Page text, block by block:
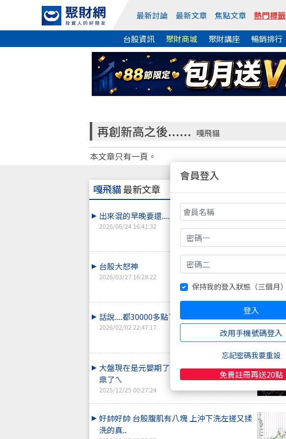
最新討論 最新文章 焦點文章 熱門標籤
台股資訊 聚財商城 聚財講座 暢銷排行
再創新高之後...... 嘎飛貓
本文章只有一頁。
嘎飛貓最新文章
出來混的早晚要還.....這就是江湖
2026/06/24 16:41:32
台股大怒神
2026/03/27 16:28:22
話說....都30000多點了啊!!!
2026/02/02 22:47:17
大盤現在是元嬰期了嗎? 仙逆的王林都要問
鼎了ㄟ
2025/12/25 00:27:24
好帥好帥 台股腹肌有八塊 上沖下洗左搓又揉
洗的真..
會員登入
保持我的登入狀態（三個月）
登入
改用手機號碼登入
忘記密碼我要重設
免費註冊再送20點